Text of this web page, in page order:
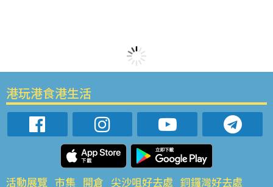
港玩港食港生活
活動展覽 市集 開倉 尖沙咀好去處 銅鑼灣好去處